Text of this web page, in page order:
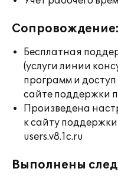
Сопровождение:
Бесплатная
(услуги линии
программ и
сайте поддержки
Произведена
к сайту
users.v8.1c.ru
Выполнены